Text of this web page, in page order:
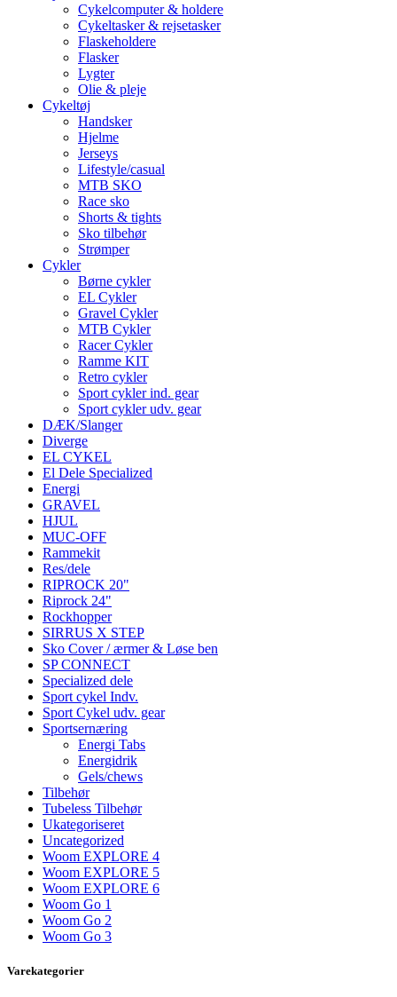
Cykelcomputer & holdere
Cykeltasker & rejsetasker
Flaskeholdere
Flasker
Lygter
Olie & pleje
Cykeltøj
Handsker
Hjelme
Jerseys
Lifestyle/casual
MTB SKO
Race sko
Shorts & tights
Sko tilbehør
Strømper
Cykler
Børne cykler
EL Cykler
Gravel Cykler
MTB Cykler
Racer Cykler
Ramme KIT
Retro cykler
Sport cykler ind. gear
Sport cykler udv. gear
DÆK/Slanger
Diverge
EL CYKEL
El Dele Specialized
Energi
GRAVEL
HJUL
MUC-OFF
Rammekit
Res/dele
RIPROCK 20"
Riprock 24"
Rockhopper
SIRRUS X STEP
Sko Cover / ærmer & Løse ben
SP CONNECT
Specialized dele
Sport cykel Indv.
Sport Cykel udv. gear
Sportsernæring
Energi Tabs
Energidrik
Gels/chews
Tilbehør
Tubeless Tilbehør
Ukategoriseret
Uncategorized
Woom EXPLORE 4
Woom EXPLORE 5
Woom EXPLORE 6
Woom Go 1
Woom Go 2
Woom Go 3
Varekategorier